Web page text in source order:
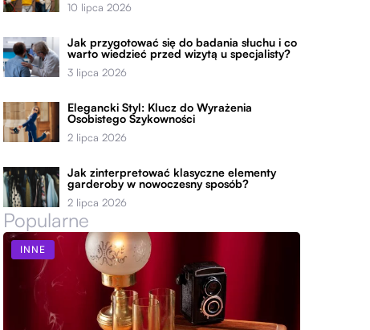
10 lipca 2026
Jak przygotować się do badania słuchu i co
warto wiedzieć przed wizytą u specjalisty?
3 lipca 2026
Elegancki Styl: Klucz do Wyrażenia
Osobistego Szykowności
2 lipca 2026
Jak zinterpretować klasyczne elementy
garderoby w nowoczesny sposób?
2 lipca 2026
Popularne
INNE